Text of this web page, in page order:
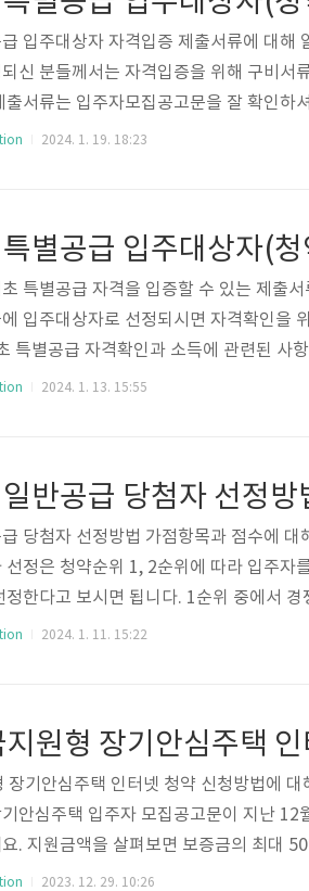
로도 마련된다고 하네요. 단지배치도 엘
입주대상자 자격입증 제출서류에 대해
신 분들께서는 자격입증을 위해 구비서
출서류는 입주자모집공고문을 잘 확인하
다. 아래글은 어떠한 서류들이 왜 필요
원 사실을 확인하기 위해 발급받아야 하
2024. 1. 19. 18:23
특별공급 자격을 입증할 수 있는 제출
입주대상자로 선정되시면 자격확인을
특별공급 자격확인과 소득에 관련된 사
에 대해 입주자모집공고문을 잘 확인하
인데요. 만약, 입주대상자의 배우자가 동
2024. 1. 13. 15:55
당첨자 선정방법 가점항목과 점수에 대
선정은 청약순위 1, 2순위에 따라 입주자
한다고 보시면 됩니다. 1순위 중에서 경
합니다.(추첨제 %는 가점제에서 빼면
민영주택 일반..
2024. 1. 11. 15:22
장기안심주택 인터넷 청약 신청방법에
안심주택 입주자 모집공고문이 지난 12
. 지원금액을 살펴보면 보증금의 최대
다고 하니 좋은 소식이 아닐 수 없습니
2023. 12. 29. 10:26